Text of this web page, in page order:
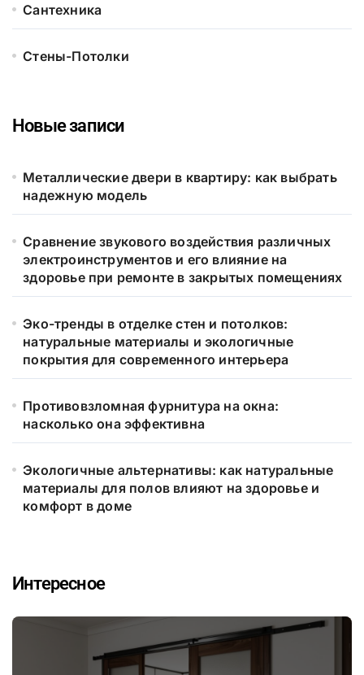
Сантехника
Стены-Потолки
Новые записи
Металлические двери в квартиру: как выбрать
надежную модель
Сравнение звукового воздействия различных
электроинструментов и его влияние на
здоровье при ремонте в закрытых помещениях
Эко-тренды в отделке стен и потолков:
натуральные материалы и экологичные
покрытия для современного интерьера
Противовзломная фурнитура на окна:
насколько она эффективна
Экологичные альтернативы: как натуральные
материалы для полов влияют на здоровье и
комфорт в доме
Интересное